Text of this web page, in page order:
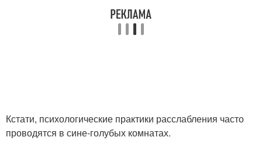
Кстати, психологические практики расслабления часто
проводятся в сине-голубых комнатах.